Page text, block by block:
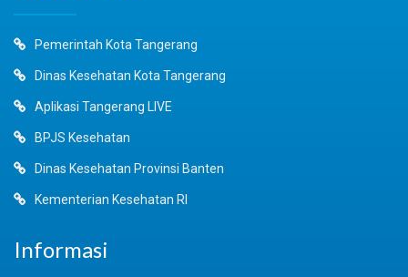
Pemerintah Kota Tangerang
Dinas Kesehatan Kota Tangerang
Aplikasi Tangerang LIVE
BPJS Kesehatan
Dinas Kesehatan Provinsi Banten
Kementerian Kesehatan RI
Informasi